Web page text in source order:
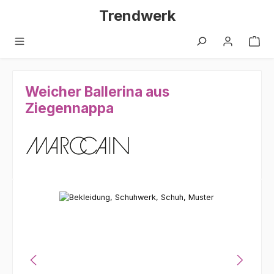
Zum Hauptinhalt springenTrendwerk
Weicher Ballerina aus
Ziegennappa
Bildergalerie überspringen